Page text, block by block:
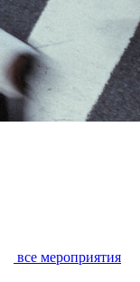
все мероприятия